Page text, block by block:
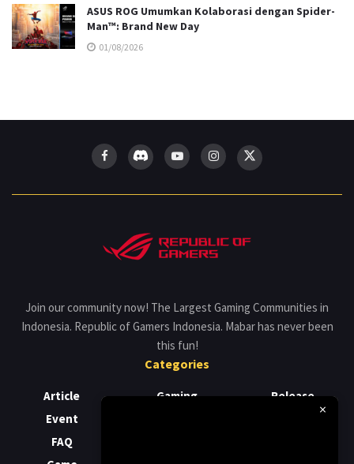
ASUS ROG Umumkan Kolaborasi dengan Spider-
Man™: Brand New Day
01/08/2026
Join our community now! The Largest Gaming Communities in
Indonesia. Republic of Gamers Indonesia. Mabar has never been
this fun!
Categories
Article
Event
FAQ
Gaming
Release
×